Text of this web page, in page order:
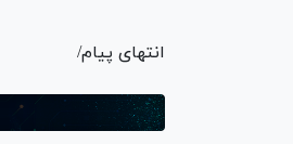
انتهای پیام/